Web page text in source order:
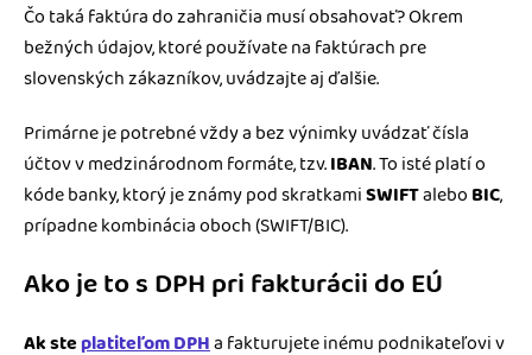
Čo taká faktúra do zahraničia musí obsahovať? Okrem
bežných údajov, ktoré používate na faktúrach pre
slovenských zákazníkov, uvádzajte aj ďalšie.
Primárne je potrebné vždy a bez výnimky uvádzať čísla
účtov v medzinárodnom formáte, tzv.IBAN. To isté platí o
kóde banky, ktorý je známy pod skratkamiSWIFTalebo BIC,
prípadne kombinácia oboch (SWIFT/BIC).
Ako je to s DPH pri fakturácii do EÚ
Ak steplatiteľom DPHa fakturujete inému podnikateľovi v